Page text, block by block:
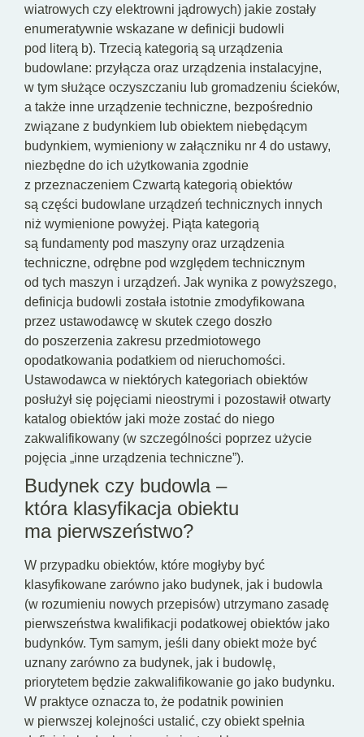
wiatrowych czy elektrowni jądrowych) jakie zostały
enumeratywnie wskazane w definicji budowli
pod literą b). Trzecią kategorią są urządzenia
budowlane: przyłącza oraz urządzenia instalacyjne,
w tym służące oczyszczaniu lub gromadzeniu ścieków,
a także inne urządzenie techniczne, bezpośrednio
związane z budynkiem lub obiektem niebędącym
budynkiem, wymieniony w załączniku nr 4 do ustawy,
niezbędne do ich użytkowania zgodnie
z przeznaczeniem Czwartą kategorią obiektów
są części budowlane urządzeń technicznych innych
niż wymienione powyżej. Piąta kategorią
są fundamenty pod maszyny oraz urządzenia
techniczne, odrębne pod względem technicznym
od tych maszyn i urządzeń. Jak wynika z powyższego,
definicja budowli została istotnie zmodyfikowana
przez ustawodawcę w skutek czego doszło
do poszerzenia zakresu przedmiotowego
opodatkowania podatkiem od nieruchomości.
Ustawodawca w niektórych kategoriach obiektów
posłużył się pojęciami nieostrymi i pozostawił otwarty
katalog obiektów jaki może zostać do niego
zakwalifikowany (w szczególności poprzez użycie
pojęcia „inne urządzenia techniczne”).
Budynek czy budowla –
która klasyfikacja obiektu
ma pierwszeństwo?
W przypadku obiektów, które mogłyby być
klasyfikowane zarówno jako budynek, jak i budowla
(w rozumieniu nowych przepisów) utrzymano zasadę
pierwszeństwa kwalifikacji podatkowej obiektów jako
budynków. Tym samym, jeśli dany obiekt może być
uznany zarówno za budynek, jak i budowlę,
priorytetem będzie zakwalifikowanie go jako budynku.
W praktyce oznacza to, że podatnik powinien
w pierwszej kolejności ustalić, czy obiekt spełnia